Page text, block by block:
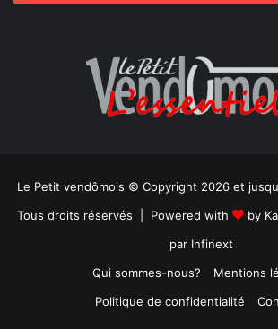
Le Petit vendômois © Copyright 2026 et
Tous droits réservés | Powered with
by
par Infinext
Qui sommes-nous?
Mentions
Politique de confidentialité